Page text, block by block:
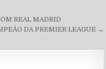
REAL MADRID
DA PREMIER LEAGUE →